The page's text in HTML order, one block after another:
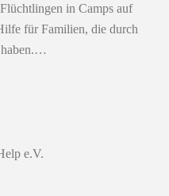
in Camps auf
für Familien, die durch
haben.…
e.V.